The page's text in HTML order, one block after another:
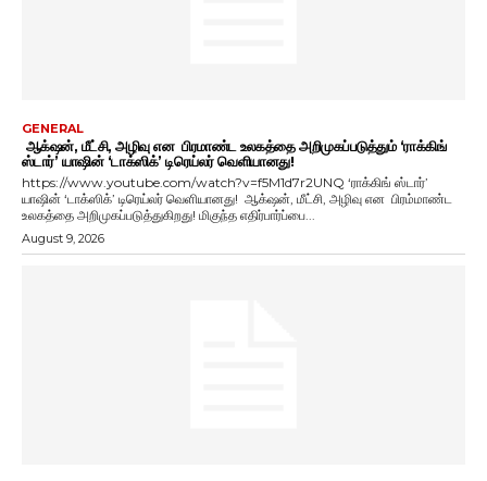
GENERAL
ஆக்‌ஷன், மீட்சி, அழிவு என பிரமாண்ட உலகத்தை அறிமுகப்படுத்தும் ‘ராக்கிங்
ஸ்டார்’ யாஷின் ‘டாக்ஸிக்’ டிரெய்லர் வெளியானது!
https://www.youtube.com/watch?v=f5M1d7r2UNQ ‘ராக்கிங் ஸ்டார்’
யாஷின் ‘டாக்ஸிக்’ டிரெய்லர் வெளியானது! ஆக்‌ஷன், மீட்சி, அழிவு என பிரம்மாண்ட
உலகத்தை அறிமுகப்படுத்துகிறது! மிகுந்த எதிர்பார்ப்பை...
August 9, 2026